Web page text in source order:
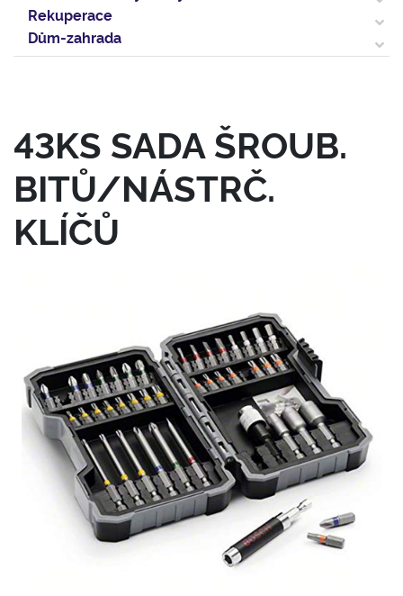
Rekuperace
Dům-zahrada
43KS SADA ŠROUB.
BITŮ/NÁSTRČ.
KLÍČŮ